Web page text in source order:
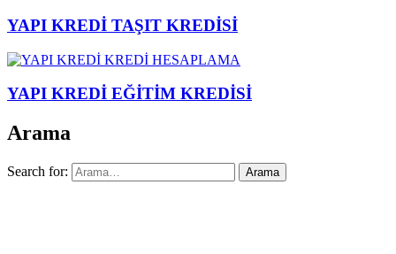
YAPI KREDİ TAŞIT KREDİSİ
YAPI KREDİ EĞİTİM KREDİSİ
Arama
Search for: